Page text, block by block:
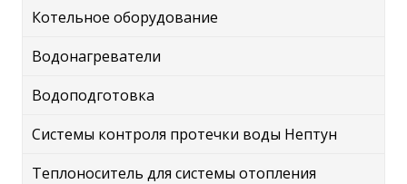
Котельное оборудование
Водонагреватели
Водоподготовка
Системы контроля протечки воды Нептун
Теплоноситель для системы отопления